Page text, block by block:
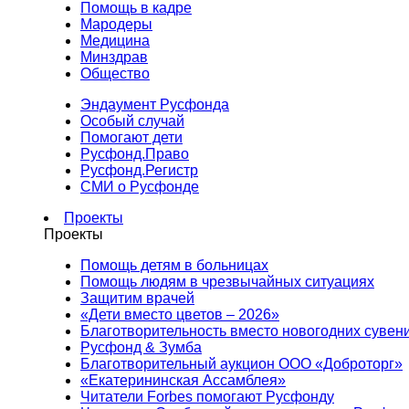
Помощь в кадре
Мародеры
Медицина
Минздрав
Общество
Эндаумент Русфонда
Особый случай
Помогают дети
Русфонд.Право
Русфонд.Регистр
СМИ о Русфонде
Проекты
Проекты
Помощь детям в больницах
Помощь людям в чрезвычайных ситуациях
Защитим врачей
«Дети вместо цветов – 2026»
Благотворительность вместо новогодних
Русфонд & Зумба
Благотворительный аукцион ООО «Доброторг»
«Екатерининская Ассамблея»
Читатели Forbes помогают Русфонду